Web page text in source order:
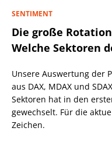
SENTIMENT
Die große
Welche Sektoren
Unsere Auswertung der
aus DAX, MDAX und
Sektoren hat in den
gewechselt. Für die
Zeichen.